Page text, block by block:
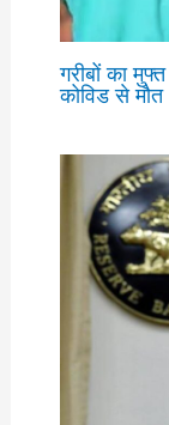
गरीबों का
कोविड से मौत